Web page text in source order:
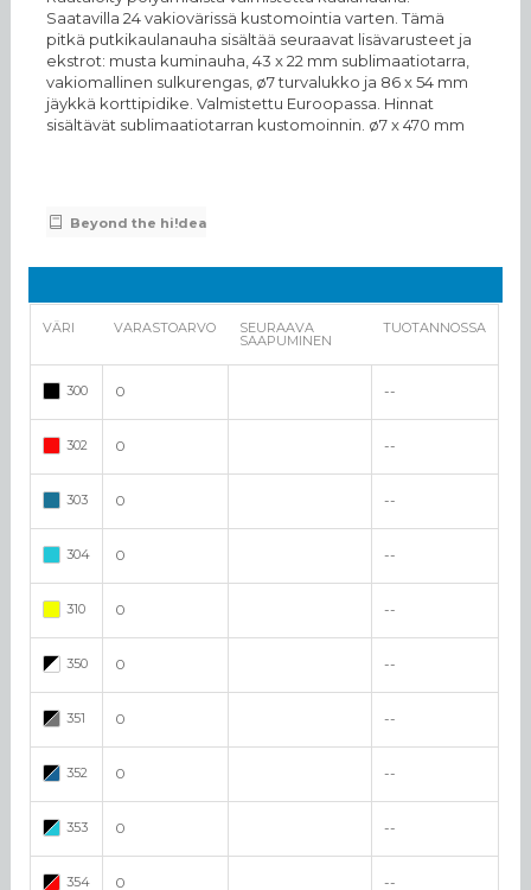
Saatavilla 24 vakiovärissä kustomointia varten. Tämä
pitkä putkikaulanauha sisältää seuraavat lisävarusteet ja
ekstrot: musta kuminauha, 43 x 22 mm sublimaatiotarra,
vakiomallinen sulkurengas, ø7 turvalukko ja 86 x 54 mm
jäykkä korttipidike. Valmistettu Euroopassa. Hinnat
sisältävät sublimaatiotarran kustomoinnin. ø7 x 470 mm
Beyond the hi!dea
VÄRI VARASTOARVO SEURAAVA
SAAPUMINEN
TUOTANNOSSA
300 0 --
302 0 --
303 0 --
304 0 --
310 0 --
350 0 --
351 0 --
352 0 --
353 0 --
354 0 --